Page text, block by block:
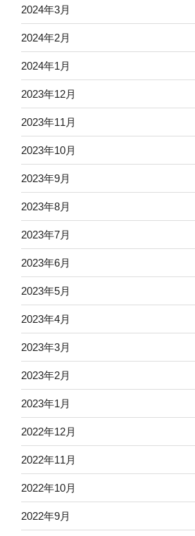
2024年3月
2024年2月
2024年1月
2023年12月
2023年11月
2023年10月
2023年9月
2023年8月
2023年7月
2023年6月
2023年5月
2023年4月
2023年3月
2023年2月
2023年1月
2022年12月
2022年11月
2022年10月
2022年9月